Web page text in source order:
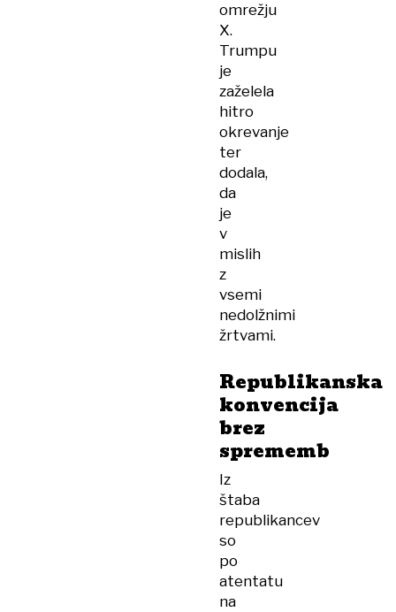
omrežju
X.
Trumpu
je
zaželela
hitro
okrevanje
ter
dodala,
da
je
v
mislih
z
vsemi
nedolžnimi
žrtvami.
Republikanska
konvencija
brez
sprememb
Iz
štaba
republikancev
so
po
atentatu
na